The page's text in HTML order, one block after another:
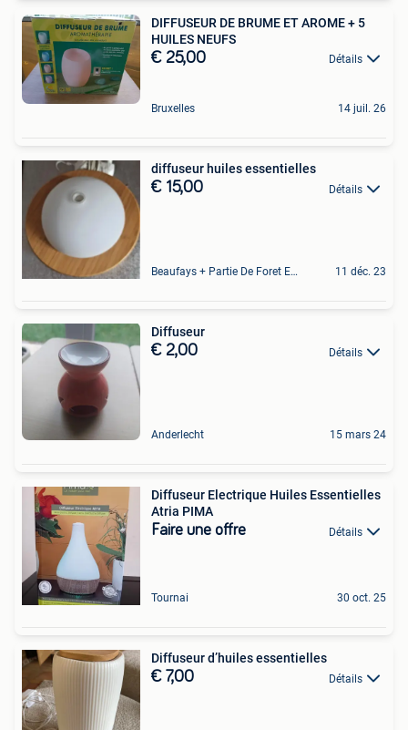
DIFFUSEUR DE BRUME ET AROME + 5
HUILES NEUFS
€ 25,00 Détails
Bruxelles 14 juil. 26
diffuseur huiles essentielles
€ 15,00 Détails
Beaufays + Partie De Foret Et De Tilff 11 déc. 23
Diffuseur
€ 2,00 Détails
Anderlecht 15 mars 24
Diffuseur Electrique Huiles Essentielles
Atria PIMA
Faire une offre Détails
Tournai 30 oct. 25
Diffuseur d’huiles essentielles
€ 7,00 Détails